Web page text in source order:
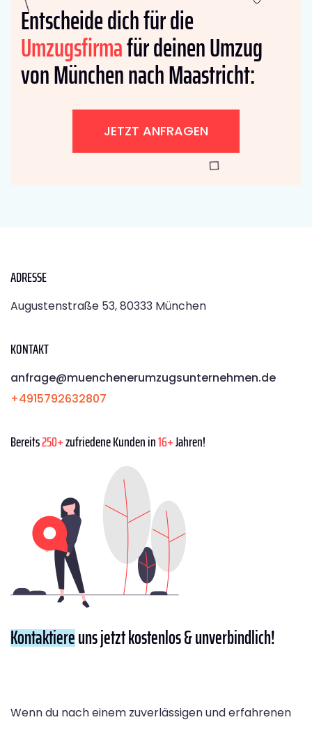
Entscheide dich für die
Umzugsfirmafür deinen Umzug
von München nach Maastricht:
JETZT ANFRAGEN
ADRESSE
Augustenstraße 53, 80333 München
KONTAKT
anfrage@muenchenerumzugsunternehmen.de
+4915792632807
Bereits250+zufriedene Kunden in16+Jahren!
Kontaktiereuns jetzt kostenlos & unverbindlich!
Wenn du nach einem zuverlässigen und erfahrenen